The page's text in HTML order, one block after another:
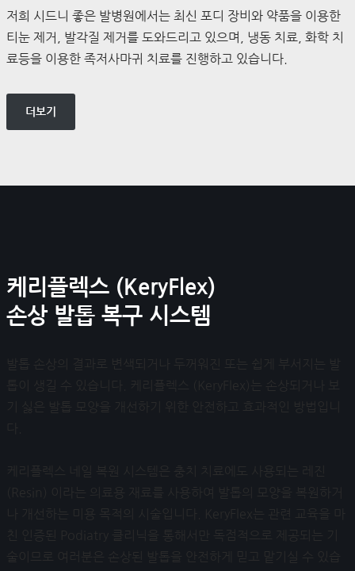
저희 시드니 좋은 발병원에서는 최신 포디 장비와 약품을 이용한
티눈 제거, 발각질 제거를 도와드리고 있으며, 냉동 치료, 화학 치
료등을 이용한 족저사마귀 치료를 진행하고 있습니다.
더보기
케리플렉스 (KeryFlex)
손상 발톱 복구 시스템
발톱 손상의 결과로 변색되거나 두꺼워진 또는 쉽게 부서지는 발
톱이 생길 수 있습니다. 케리플렉스 (KeryFlex)는 손상되거나 보
기 싫은 발톱 모양을 개선하기 위한 안전하고 효과적인 방법입니
다.
케리플렉스 네일 복원 시스템은 충치 치료에도 사용되는 레진
(Resin) 이라는 의료용 재료를 사용하여 발톱의 모양을 복원하거
나 개선하는 미용 목적의 시술입니다. KeryFlex는 관련 교육을 마
친 인증된 Podiatry 클리닉을 통해서만 독점적으로 제공되는 기
술이므로 여러분은 손상된 발톱을 안전하게 믿고 맡기실 수 있습